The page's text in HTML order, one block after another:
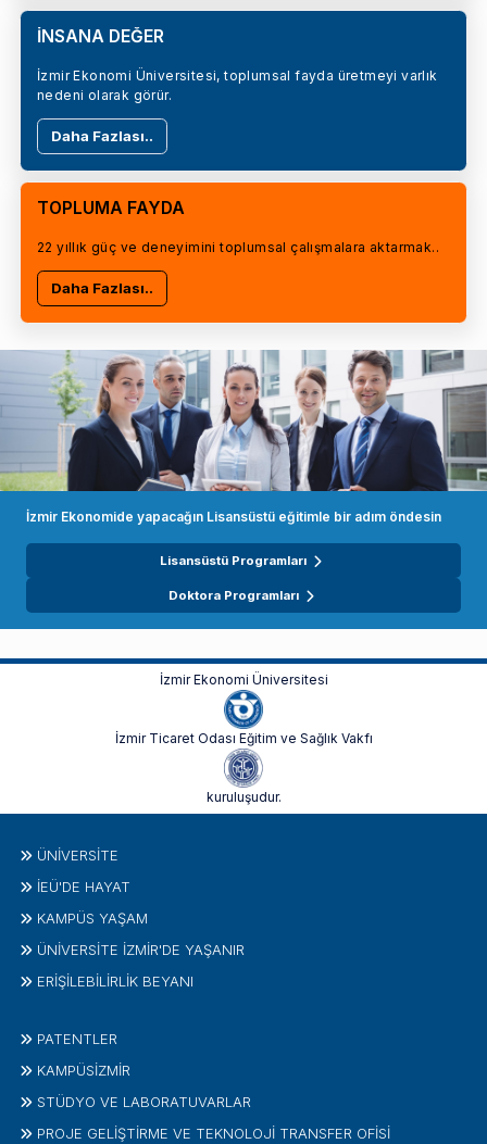
İNSANA DEĞER
İzmir Ekonomi Üniversitesi, toplumsal fayda üretmeyi varlık
nedeni olarak görür.
Daha Fazlası..
TOPLUMA FAYDA
22 yıllık güç ve deneyimini toplumsal çalışmalara aktarmak..
Daha Fazlası..
İzmir Ekonomide yapacağın Lisansüstü eğitimle bir adım öndesin
Lisansüstü Programları
Doktora Programları
İzmir Ekonomi Üniversitesi
İzmir Ticaret Odası Eğitim ve Sağlık Vakfı
kuruluşudur.
ÜNIVERSITE
İEÜ'DE HAYAT
KAMPÜS YAŞAM
ÜNİVERSİTE İZMİR'DE YAŞANIR
ERİŞİLEBİLİRLİK BEYANI
PATENTLER
KAMPÜSİZMIR
STÜDYO VE LABORATUVARLAR
PROJE GELIŞTIRME VE TEKNOLOJI TRANSFER OFISI